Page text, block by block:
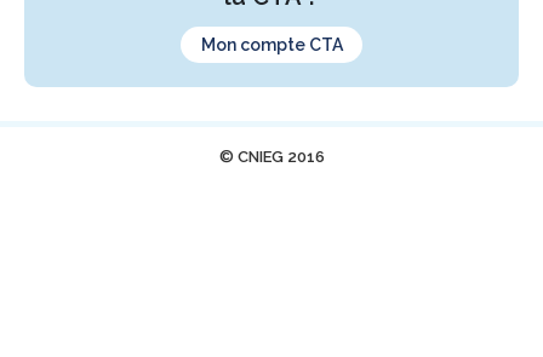
Mon compte CTA
© CNIEG 2016